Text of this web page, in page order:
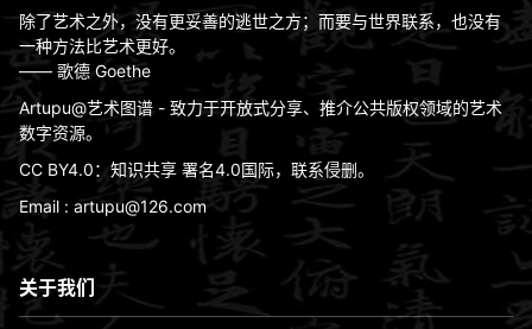
除了艺术之外，没有更妥善的逃世之方；而要与世界联系，也没有
一种方法比艺术更好。
—— 歌德 Goethe
Artupu@艺术图谱 - 致力于开放式分享、推介公共版权领域的艺术
数字资源。
CC BY4.0：知识共享 署名4.0国际，联系侵删。
Email : artupu@126.com
关于我们